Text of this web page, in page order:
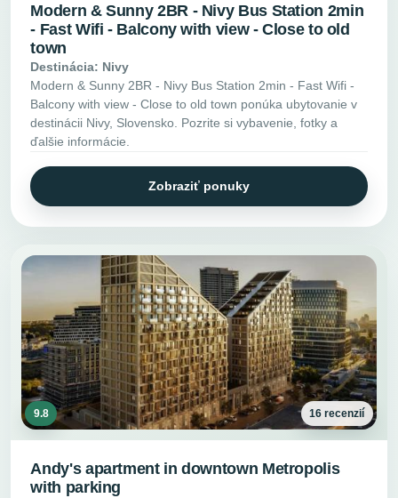
Modern & Sunny 2BR - Nivy Bus Station 2min
- Fast Wifi - Balcony with view - Close to old
town
Destinácia: Nivy
Modern & Sunny 2BR - Nivy Bus Station 2min - Fast Wifi -
Balcony with view - Close to old town ponúka ubytovanie v
destinácii Nivy, Slovensko. Pozrite si vybavenie, fotky a
ďalšie informácie.
Zobraziť ponuky
9.8 16 recenzií
Andy's apartment in downtown Metropolis
with parking